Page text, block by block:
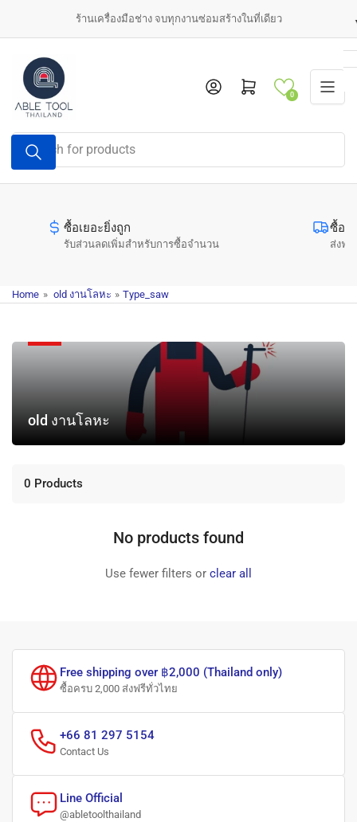
content
ร้านเครื่องมือช่าง จบทุกงานซ่อมสร้างในที่เดียว
Search
for
products
Log in Open mini cart
0
ซื้อค
ส่งฟ
ซื้อเยอะยิ่งถูก
รับส่วนลดเพิ่มสำหรับการซื้อจำนวน
Home » old งานโลหะ » Type_saw
old งานโลหะ
0 Products
No products found
Use fewer filters or clear all
Free shipping over ฿2,000 (Thailand only)
ซื้อครบ 2,000 ส่งฟรีทั่วไทย
+66 81 297 5154
Contact Us
Line Official
@abletoolthailand